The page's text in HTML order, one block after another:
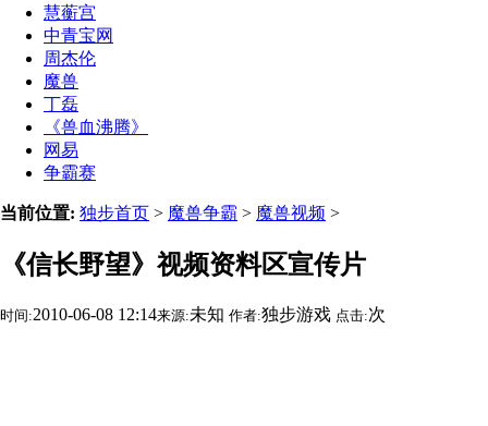
慧蘅宫
中青宝网
周杰伦
魔兽
丁磊
《兽血沸腾》
网易
争霸赛
当前位置: 独步首页 > 魔兽争霸 > 魔兽视频 >
《信长野望》视频资料区宣传片
时间:2010-06-08 12:14来源:未知 作者:独步游戏 点击:次